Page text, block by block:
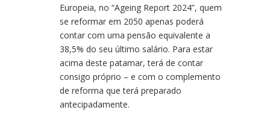
Europeia, no “Ageing Report 2024”, quem
se reformar em 2050 apenas poderá
contar com uma pensão equivalente a
38,5% do seu último salário. Para estar
acima deste patamar, terá de contar
consigo próprio – e com o complemento
de reforma que terá preparado
antecipadamente.